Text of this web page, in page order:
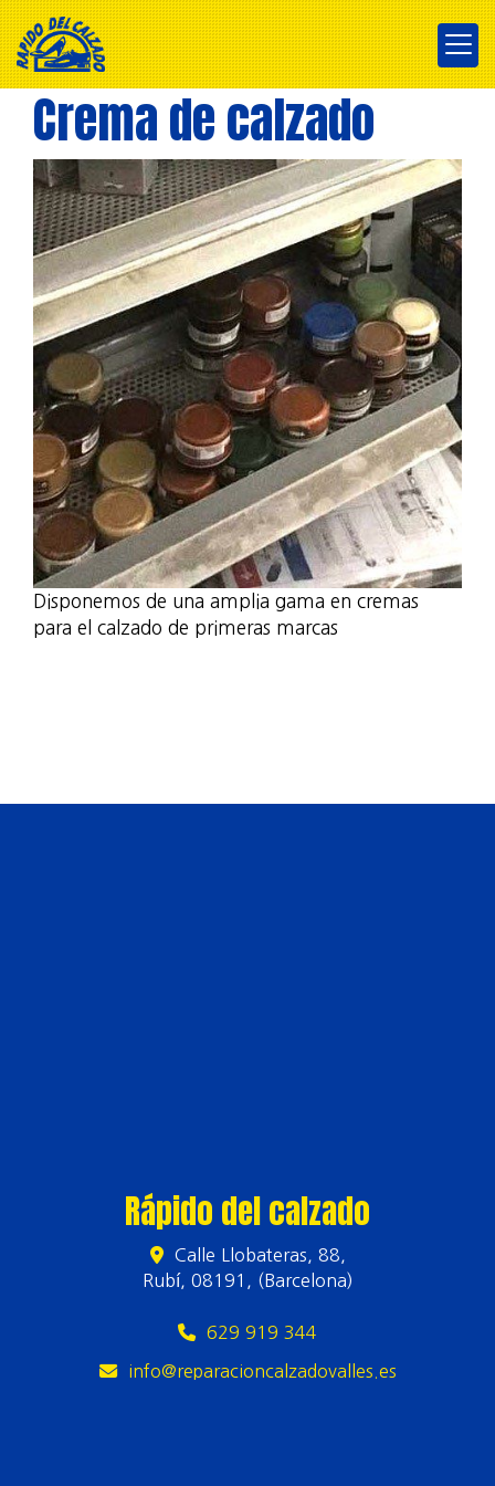
Crema de calzado
Disponemos de una amplia gama en cremas
para el calzado de primeras marcas
Rápido del calzado
Calle Llobateras, 88,
Rubí, 08191 (Barcelona)
629 919 344
info reparacioncalzadovalles.es